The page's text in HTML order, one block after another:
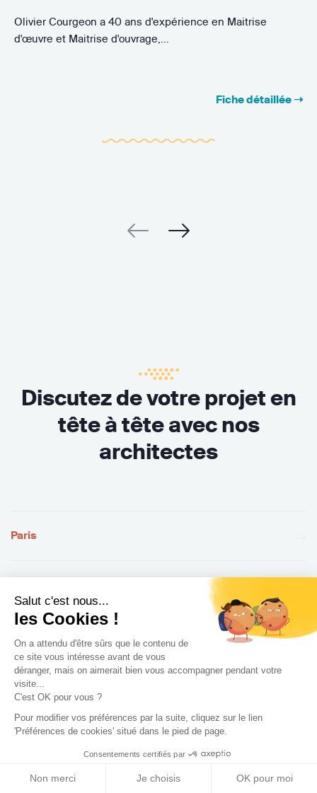
Salut c'est nous...
les Cookies !
On a attendu d'être sûrs que le contenu de
ce site vous intéresse avant de vous
déranger, mais on aimerait bien vous accompagner pendant votre
visite...
C'est OK pour vous ?
Pour modifier vos préférences par la suite, cliquez sur le lien
'Préférences de cookies' situé dans le pied de page.
Consentements certifiés par
Non merci Je choisis OK pour moi
Olivier Courgeon a 40 ans d'expérience en Maitrise
d'œuvre et Maitrise d'ouvrage,...
Fiche détaillée ➝
Discutez de votre projet en
tête à tête avec nos
architectes
Paris
Lille
Marseille